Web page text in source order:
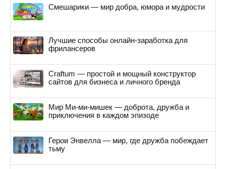
Смешарики — мир добра, юмора и мудрости
Лучшие способы онлайн-заработка для
фрилансеров
Craftum — простой и мощный конструктор
сайтов для бизнеса и личного бренда
Мир Ми-ми-мишек — доброта, дружба и
приключения в каждом эпизоде
Герои Энвелла — мир, где дружба побеждает
тьму